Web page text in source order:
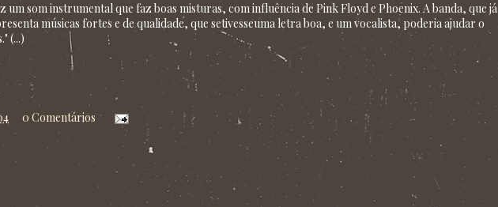
um som instrumental que faz boas misturas, com influência de Pink Floyd e Phoenix. A banda, que já
músicas fortes e de qualidade, que setivesseuma letra boa, e um vocalista, poderia ajudar o
(...)
0 Comentários